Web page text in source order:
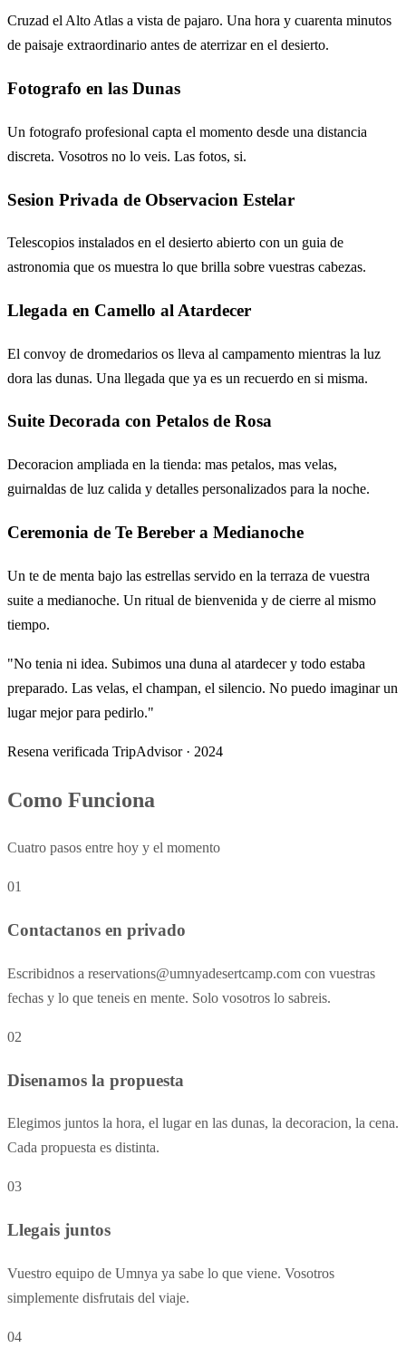
Cruzad el Alto Atlas a vista de pajaro. Una hora y cuarenta minutos
de paisaje extraordinario antes de aterrizar en el desierto.
Fotografo en las Dunas
Un fotografo profesional capta el momento desde una distancia
discreta. Vosotros no lo veis. Las fotos, si.
Sesion Privada de Observacion Estelar
Telescopios instalados en el desierto abierto con un guia de
astronomia que os muestra lo que brilla sobre vuestras cabezas.
Llegada en Camello al Atardecer
El convoy de dromedarios os lleva al campamento mientras la luz
dora las dunas. Una llegada que ya es un recuerdo en si misma.
Suite Decorada con Petalos de Rosa
Decoracion ampliada en la tienda: mas petalos, mas velas,
guirnaldas de luz calida y detalles personalizados para la noche.
Ceremonia de Te Bereber a Medianoche
Un te de menta bajo las estrellas servido en la terraza de vuestra
suite a medianoche. Un ritual de bienvenida y de cierre al mismo
tiempo.
"No tenia ni idea. Subimos una duna al atardecer y todo estaba
preparado. Las velas, el champan, el silencio. No puedo imaginar un
lugar mejor para pedirlo."
Resena verificada TripAdvisor · 2024
Como Funciona
Cuatro pasos entre hoy y el momento
01
Contactanos en privado
Escribidnos a reservations@umnyadesertcamp.com con vuestras
fechas y lo que teneis en mente. Solo vosotros lo sabreis.
02
Disenamos la propuesta
Elegimos juntos la hora, el lugar en las dunas, la decoracion, la cena.
Cada propuesta es distinta.
03
Llegais juntos
Vuestro equipo de Umnya ya sabe lo que viene. Vosotros
simplemente disfrutais del viaje.
04